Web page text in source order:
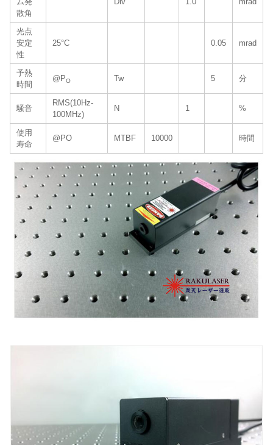
散角
光点
安定
性
25°C 0.05 mrad
予熱
時間
@PO Tw 5 分
騒音
RMS(10Hz-
100MHz)
N 1 %
使用
寿命
@PO MTBF 10000 時間